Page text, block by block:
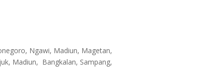
Ngawi, Madiun, Magetan,
Madiun, Bangkalan, Sampang,